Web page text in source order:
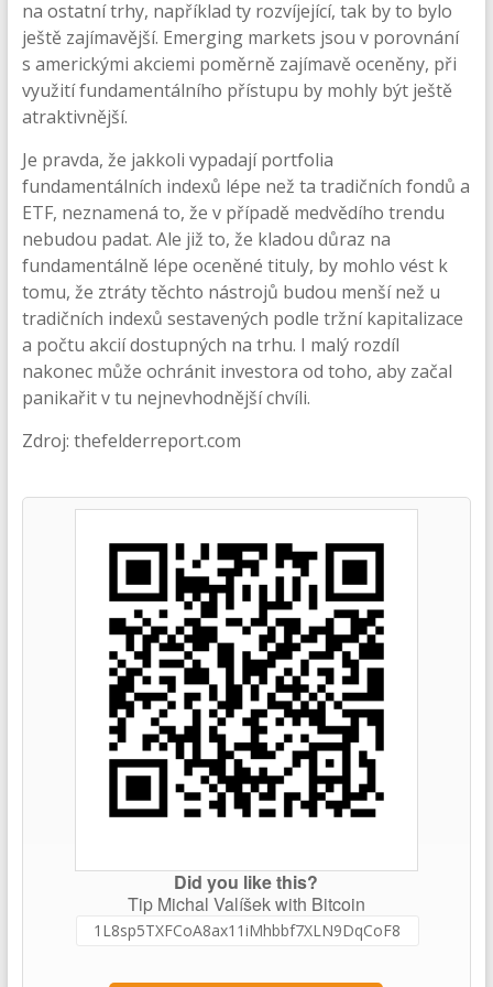
na ostatní trhy, například ty rozvíjející, tak by to bylo
ještě zajímavější. Emerging markets jsou v porovnání
s americkými akciemi poměrně zajímavě oceněny, při
využití fundamentálního přístupu by mohly být ještě
atraktivnější.
Je pravda, že jakkoli vypadají portfolia
fundamentálních indexů lépe než ta tradičních fondů a
ETF, neznamená to, že v případě medvědího trendu
nebudou padat. Ale již to, že kladou důraz na
fundamentálně lépe oceněné tituly, by mohlo vést k
tomu, že ztráty těchto nástrojů budou menší než u
tradičních indexů sestavených podle tržní kapitalizace
a počtu akcií dostupných na trhu. I malý rozdíl
nakonec může ochránit investora od toho, aby začal
panikařit v tu nejnevhodnější chvíli.
Zdroj: thefelderreport.com
Did you like this?
Tip Michal Valíšek with Bitcoin